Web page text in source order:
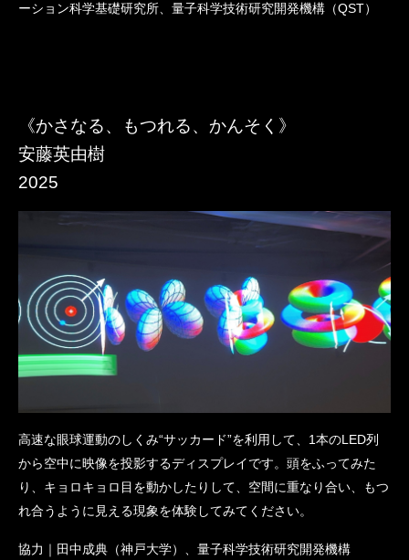
ーション科学基礎研究所、量子科学技術研究開発機構（QST）
《​かさなる、もつれる、かんそく》​
安藤英由樹
​2025
​高速な眼球運動のしくみ“サッカード”を利用して、1本のLED列
から空中に映像を投影するディスプレイです。頭をふってみた
り、キョロキョロ目を動かしたりして、空間に重なり合い、もつ
れ合うように見える現象を体験してみてください。
協力｜田中成典（神戸大学）、量子科学技術研究開発機構